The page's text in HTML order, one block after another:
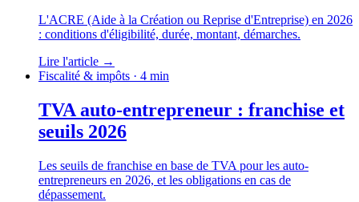
L'ACRE (Aide à la Création ou Reprise d'Entreprise) en 2026
: conditions d'éligibilité, durée, montant, démarches.
Lire l'article →
Fiscalité & impôts · 4 min
TVA auto-entrepreneur : franchise et
seuils 2026
Les seuils de franchise en base de TVA pour les auto-
entrepreneurs en 2026, et les obligations en cas de
dépassement.